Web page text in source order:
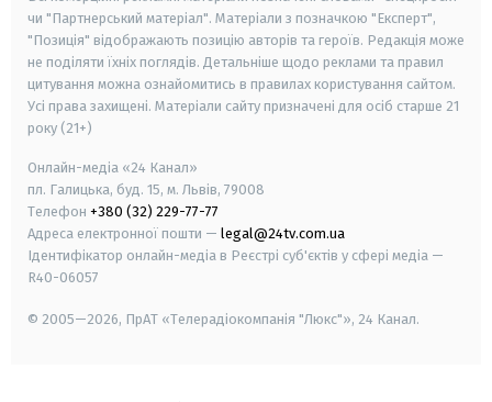
чи "Партнерський матеріал". Матеріали з позначкою "Експерт",
"Позиція" відображають позицію авторів та героїв. Редакція може
не поділяти їхніх поглядів. Детальніше щодо реклами та правил
цитування можна ознайомитись в правилах користування сайтом.
Усі права захищені. Матеріали сайту призначені для осіб старше 21
року (21+)
Онлайн-медіа «24 Канал»
пл. Галицька, буд. 15, м. Львів, 79008
Телефон +380 (32) 229-77-77
Адреса електронної пошти — legal@24tv.com.ua
Ідентифікатор онлайн-медіа в Реєстрі суб'єктів у сфері медіа —
R40-06057
© 2005—2026, ПрАТ «Телерадіокомпанія "Люкс"», 24 Канал.